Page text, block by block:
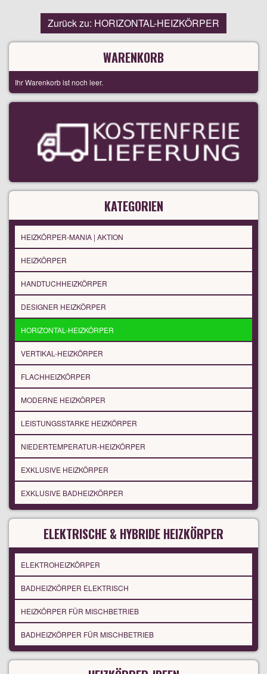
Zurück zu: HORIZONTAL-HEIZKÖRPER
WARENKORB
Ihr Warenkorb ist noch leer.
KATEGORIEN
HEIZKÖRPER-MANIA | AKTION
HEIZKÖRPER
HANDTUCHHEIZKÖRPER
DESIGNER HEIZKÖRPER
HORIZONTAL-HEIZKÖRPER
VERTIKAL-HEIZKÖRPER
FLACHHEIZKÖRPER
MODERNE HEIZKÖRPER
LEISTUNGSSTARKE HEIZKÖRPER
NIEDERTEMPERATUR-HEIZKÖRPER
EXKLUSIVE HEIZKÖRPER
EXKLUSIVE BADHEIZKÖRPER
ELEKTRISCHE & HYBRIDE HEIZKÖRPER
ELEKTROHEIZKÖRPER
BADHEIZKÖRPER ELEKTRISCH
HEIZKÖRPER FÜR MISCHBETRIEB
BADHEIZKÖRPER FÜR MISCHBETRIEB